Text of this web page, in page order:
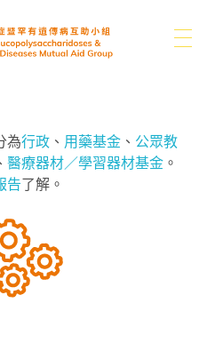
為行政 、 用藥基金 、 公眾教
醫療器材／學習器材基金 。
告了解。